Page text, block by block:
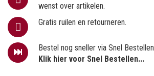
wenst over artikelen.
Gratis ruilen en retourneren.
Bestel nog sneller via Snel Bestellen
Klik hier voor Snel Bestellen...